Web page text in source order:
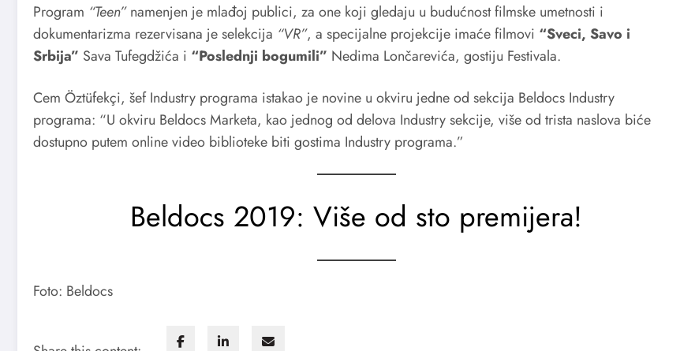
Program “Teen”namenjen je mlađoj publici, za one koji gledaju u budućnost filmske umetnosti i
dokumentarizma rezervisana je selekcija “VR”, a specijalne projekcije imaće filmovi “Sveci, Savo i
Srbija” Sava Tufegdžića i “Poslednji bogumili” Nedima Lončarevića, gostiju Festivala.
Cem Öztüfekçi, šef Industry programa istakao je novine u okviru jedne od sekcija Beldocs Industry
programa: “U okviru Beldocs Marketa, kao jednog od delova Industry sekcije, više od trista naslova biće
dostupno putem online video biblioteke biti gostima Industry programa.”
Beldocs 2019: Više od sto premijera!
Foto: Beldocs